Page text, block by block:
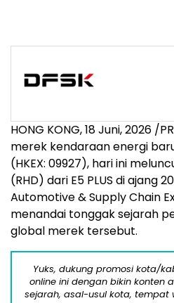
HONG KONG,18 Juni, 2026 /
merek kendaraan energi
(HKEX: 09927), hari ini
(RHD) dari E5 PLUS di ajang
Automotive & Supply Chain
menandai tonggak sejarah
global merek tersebut.
Yuks, dukung promosi kota/
online ini dengan bikin konten
sejarah, asal-usul kota, tempat